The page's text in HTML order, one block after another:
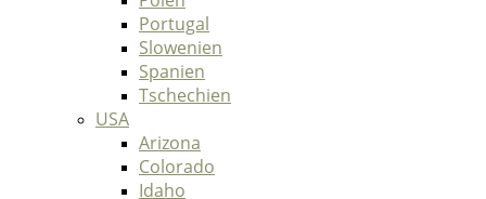
Portugal
Slowenien
Spanien
Tschechien
USA
Arizona
Colorado
Idaho